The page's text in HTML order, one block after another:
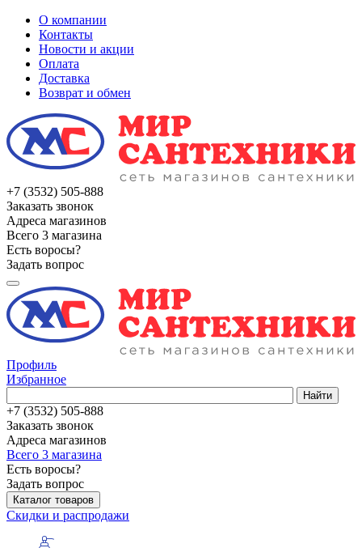
О компании
Контакты
Новости и акции
Оплата
Доставка
Возврат и обмен
+7 (3532) 505-888
Заказать звонок
Адреса магазинов
Всего 3 магазина
Есть воросы?
Задать вопрос
Профиль
Избранное
Найти
+7 (3532) 505-888
Заказать звонок
Адреса магазинов
Всего 3 магазина
Есть воросы?
Задать вопрос
Каталог товаров
Скидки и распродажи